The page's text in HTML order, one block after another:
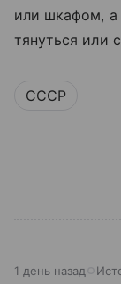
или шкафом, а
тянуться или
СССР
1 день назад